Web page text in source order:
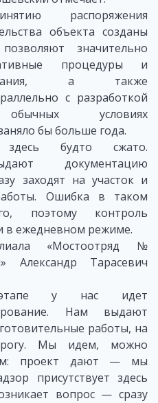
распоряжения
объекта созданы
значительно
процедуры и
а также
с разработкой
условиях
бы больше года.
будто сжато.
документацию
заходят на участок и
Ошибка в таком
поэтому контроль
в ежедневном режиме.
«Мостоотряд №
Александр Тарасевич
у нас идет
Нам выдают
работы, на
Мы идем, можно
проект дают — мы
присутствует здесь
вопрос — сразу